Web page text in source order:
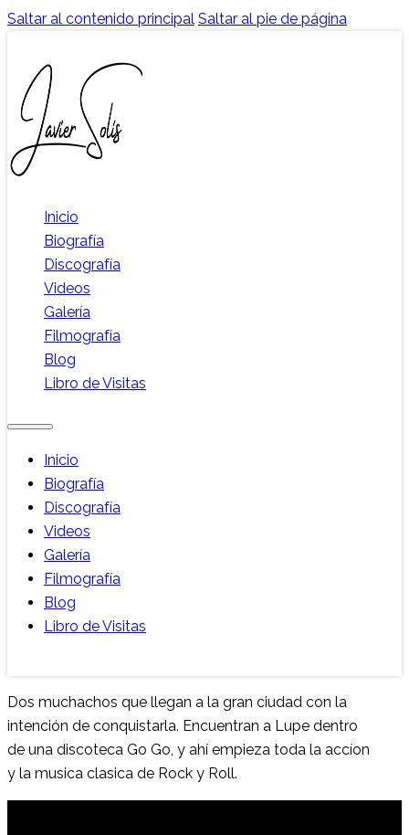
Saltar al contenido principal Saltar al pie de página
Inicio
Biografía
Discografía
Videos
Galería
Filmografía
Blog
Libro de Visitas
Inicio
Biografía
Discografía
Videos
Galería
Filmografía
Blog
Libro de Visitas
Dos muchachos que llegan a la gran ciudad con la
intención de conquistarla. Encuentran a Lupe dentro
de una discoteca Go Go, y ahí empieza toda la accíon
y la musica clasica de Rock y Roll.